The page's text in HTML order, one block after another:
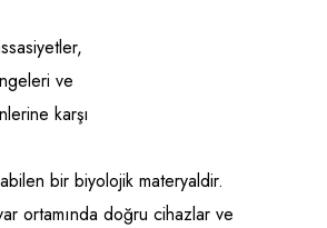
ve
karşı
bir biyolojik materyaldir.
ortamında doğru cihazlar ve